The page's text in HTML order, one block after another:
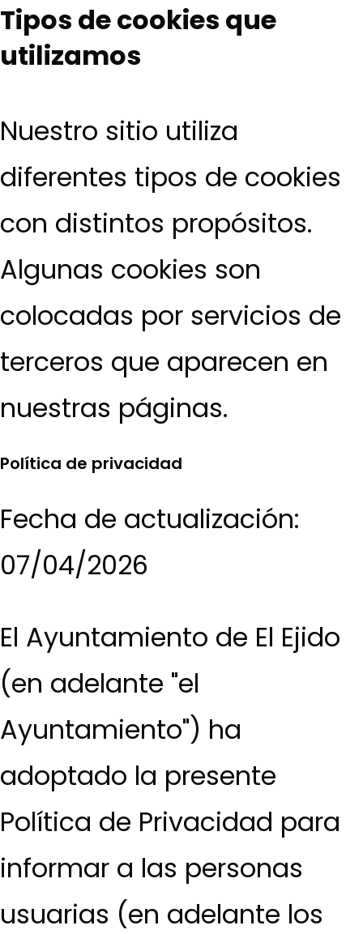
Tipos de cookies que
utilizamos
Nuestro sitio utiliza
diferentes tipos de cookies
con distintos propósitos.
Algunas cookies son
colocadas por servicios de
terceros que aparecen en
nuestras páginas.
Política de privacidad
Fecha de actualización:
07/04/2026
El Ayuntamiento de El Ejido
(en adelante "el
Ayuntamiento") ha
adoptado la presente
Política de Privacidad para
informar a las personas
usuarias (en adelante los